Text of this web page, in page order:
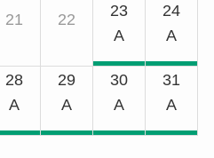
21 22
23
A
24
A
28
A
29
A
30
A
31
A